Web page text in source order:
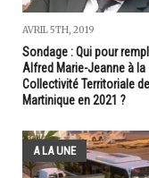
AVRIL 5TH, 2019
Sondage : Qui pour
Alfred Marie-Jeanne à la
Collectivité Territoriale de
Martinique en 2021 ?
A LA UNE